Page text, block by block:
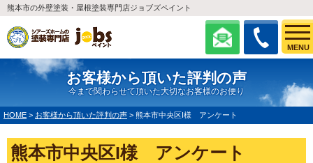
MENU
熊本市の外壁塗装・屋根塗装専門店ジョブズペイント
お客様から頂いた評判の声
今まで関わらせて頂いた大切なお客様のお便り
HOME > お客様から頂いた評判の声 > 熊本市中央区I様 アンケート
熊本市中央区I様 アンケート